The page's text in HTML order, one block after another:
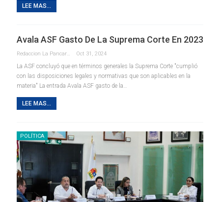
LEE MAS...
Avala ASF Gasto De La Suprema Corte En 2023
Redaccion La Pancarta De Quintana Roo Oct 31, 2024
La ASF concluyó que en términos generales la Suprema Corte "cumplió
con las disposiciones legales y normativas que son aplicables en la
materia" La entrada Avala ASF gasto de la…
LEE MAS...
POLÍTICA